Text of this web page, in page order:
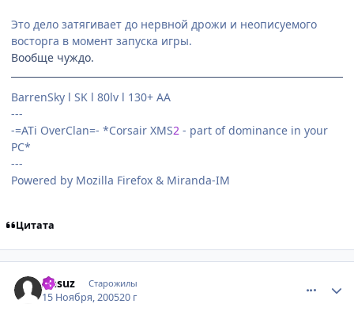
Это дело затягивает до нервной дрожи и неописуемого
восторга в момент запуска игры.
Вообще чуждо.
BarrenSky l SK l 80lv l 130+ AA
---
-=ATi OverClan=- *Corsair XMS2 - part of dominance in your
PC*
---
Powered by Mozilla Firefox & Miranda-IM
Цитата
Ansuz Старожилы
15 Ноября, 200520 г